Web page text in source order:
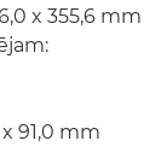
x 355,6 mm
91,0 mm